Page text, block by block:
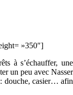
»350″]
à s’échauffer, une
un peu avec Nasser
: douche, casier… afin